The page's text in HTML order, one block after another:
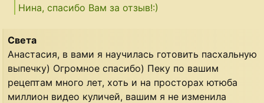
Нина, спасибо Вам за отзыв!:)
Света
Анастасия, в вами я научилась готовить пасхальную
выпечку) Огромное спасибо) Пеку по вашим
рецептам много лет, хоть и на просторах ютюба
миллион видео куличей, вашим я не изменила